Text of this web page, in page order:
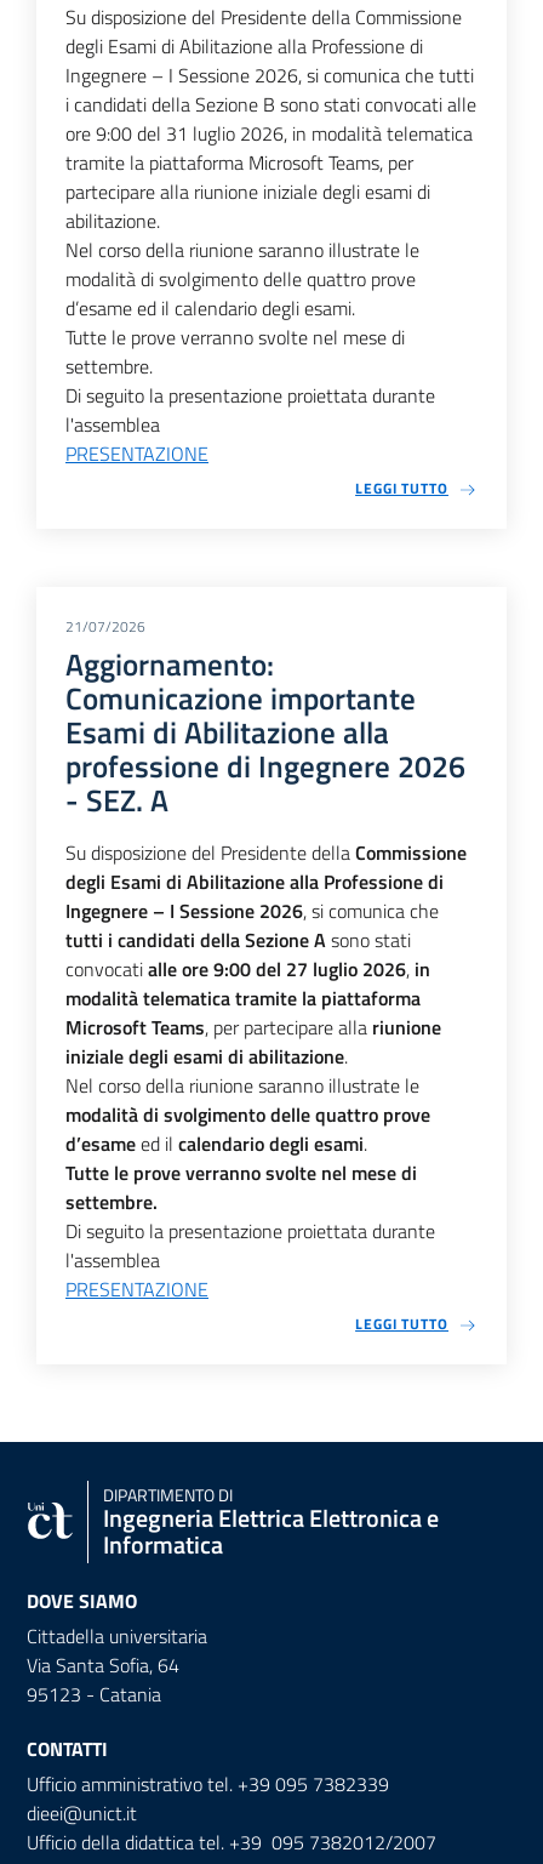
Su disposizione del Presidente della Commissione
degli Esami di Abilitazione alla Professione di
Ingegnere – I Sessione 2026, si comunica che tutti
i candidati della Sezione B sono stati convocati alle
ore 9:00 del 31 luglio 2026, in modalità telematica
tramite la piattaforma Microsoft Teams, per
partecipare alla riunione iniziale degli esami di
abilitazione.
Nel corso della riunione saranno illustrate le
modalità di svolgimento delle quattro prove
d’esame ed il calendario degli esami.
Tutte le prove verranno svolte nel mese di
settembre.
Di seguito la presentazione proiettata durante
l'assemblea
PRESENTAZIONE
LEGGI TUTTO
21/07/2026
Aggiornamento:
Comunicazione importante
Esami di Abilitazione alla
professione di Ingegnere 2026
- SEZ. A
Su disposizione del Presidente dellaCommissione
degli Esami di Abilitazione alla Professione di
Ingegnere – I Sessione 2026, si comunica che
tutti i candidati della Sezione Asono stati
convocatialle ore 9:00 del 27 luglio 2026, in
modalità telematica tramite la piattaforma
Microsoft Teams, per partecipare alla riunione
iniziale degli esami di abilitazione.
Nel corso della riunione saranno illustrate le
modalità di svolgimento delle quattro prove
d’esameed il calendario degli esami.
Tutte le prove verranno svolte nel mese di
settembre.
Di seguito la presentazione proiettata durante
l'assemblea
PRESENTAZIONE
LEGGI TUTTO
DIPARTIMENTO DI
Ingegneria Elettrica Elettronica e
Informatica
DOVE SIAMO
Cittadella universitaria
Via Santa Sofia, 64
95123 - Catania
CONTATTI
Ufficio amministrativo tel. +39 095 7382339
dieei@unict.it
Ufficio della didattica tel. +39 095 7382012/2007